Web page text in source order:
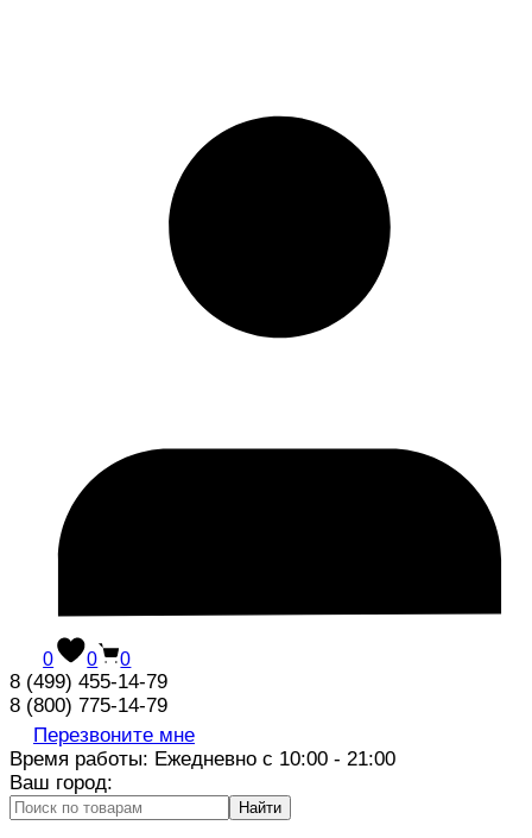
0 0 0
8 (499) 455-14-79
8 (800) 775-14-79
Перезвоните мне
Время работы: Ежедневно с 10:00 - 21:00
Ваш город:
Найти